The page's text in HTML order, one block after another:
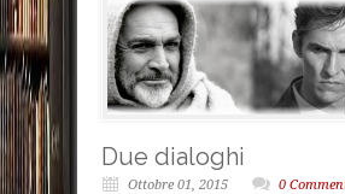
Due dialoghi
Ottobre 01, 2015 0